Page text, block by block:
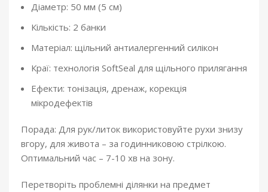
Діаметр: 50 мм (5 см)
Кількість: 2 банки
Матеріал: щільний антиалергенний силікон
Краї: технологія SoftSeal для щільного прилягання
Ефекти: тонізація, дренаж, корекція
мікродефектів
Порада: Для рук/литок використовуйте рухи знизу
вгору, для живота – за годинниковою стрілкою.
Оптимальний час – 7-10 хв на зону.
Перетворіть проблемні ділянки на предмет